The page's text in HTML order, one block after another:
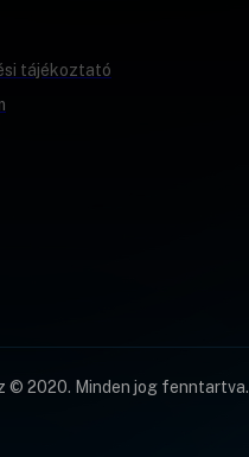
tájékoztató
© 2020. Minden jog fenntartva.